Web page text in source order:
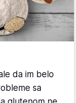
da im belo
sa